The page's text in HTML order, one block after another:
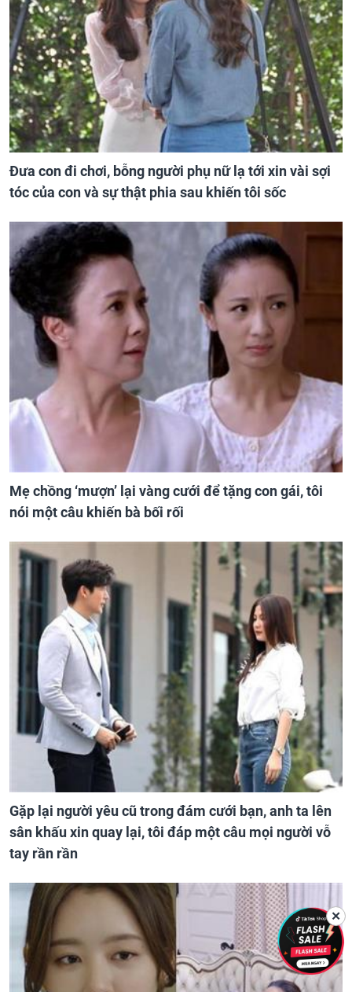
Đưa con đi chơi, bỗng người phụ nữ lạ tới xin vài sợi
tóc của con và sự thật phia sau khiến tôi sốc
Mẹ chồng ‘mượn’ lại vàng cưới để tặng con gái, tôi
nói một câu khiến bà bối rối
Gặp lại người yêu cũ trong đám cưới bạn, anh ta lên
sân khấu xin quay lại, tôi đáp một câu mọi người vỗ
tay rần rần
✕